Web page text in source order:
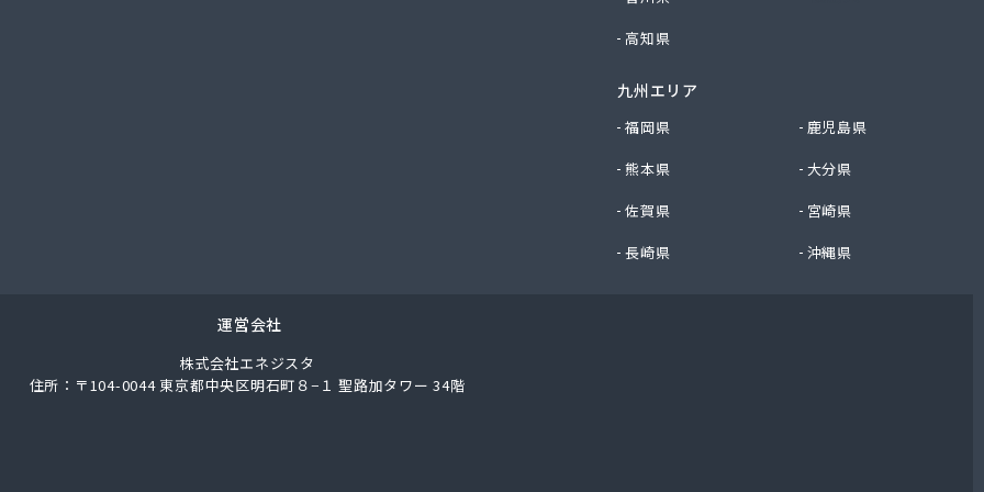
リガス九州株式会社 鹿児島支店・鹿児島営業所
高知県
九州エリア
福岡県
鹿児島県
熊本県
大分県
佐賀県
宮崎県
長崎県
沖縄県
運営会社
株式会社エネジスタ
住所：〒104-0044 東京都中央区明石町８−１ 聖路加タワー 34階